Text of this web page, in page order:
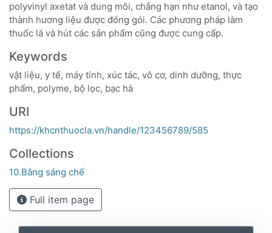
polyvinyl axetat và dung môi, chẳng hạn như etanol, và tạo
thành hương liệu được đóng gói. Các phương pháp làm
thuốc lá và hút các sản phẩm cũng được cung cấp.
Keywords
vật liệu, y tế, máy tính, xúc tác, vô cơ, dinh dưỡng, thực
phẩm, polyme, bộ lọc, bạc hà
URI
https://khcnthuocla.vn/handle/123456789/585
Collections
10.Bằng sáng chế
Full item page